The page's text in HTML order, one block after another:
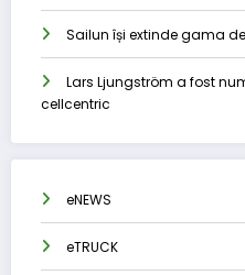
Sailun își extinde gama
Lars Ljungström a fost
cellcentric
eNEWS
eTRUCK